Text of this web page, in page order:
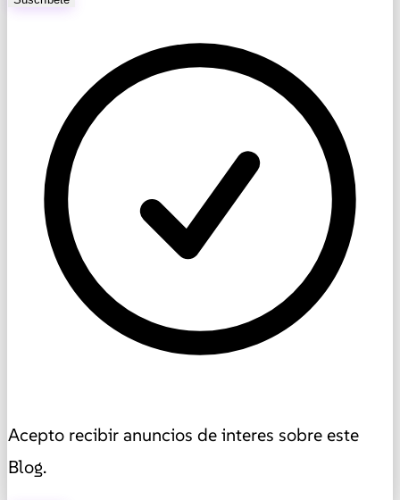
Acepto recibir anuncios de interes sobre este
Blog.